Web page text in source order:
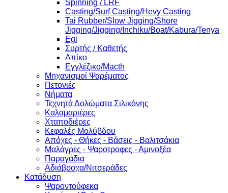
Spinning / LRF
Casting/Surf Casting/Hevy Casting
Tai Rubber/Slow Jigging/Shore
Jigging/Jigging/Inchiku/Boat/Kabura/Tenya
Egi
Συρτής / Καθετής
Απίκο
Εγγλέζικο/Macth
Μηχανισμοί Ψαρέματος
Πετονιές
Νήματα
Τεχνητά Δολώματα Σιλικόνης
Καλαμαριέρες
Χταποδιέρες
Κεφαλές Μολύβδου
Απόχες - Θήκες - Βάσεις - Βαλιτσάκια
Μαλάγρες - Ψαροτροφες - Αμινοξέα
Παραγάδια
Αδιάβροχα/Νιτσεράδες
Κατάδυση
Ψαροντούφεκα